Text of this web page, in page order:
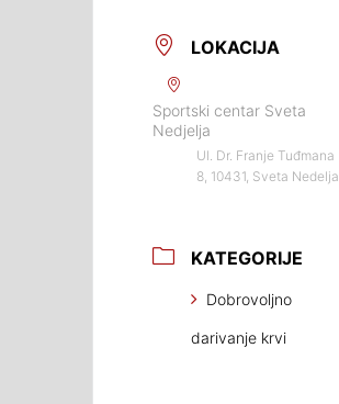
LOKACIJA
Sportski centar Sveta
Nedjelja
Ul. Dr. Franje Tuđmana
8, 10431, Sveta Nedelja
KATEGORIJE
Dobrovoljno
darivanje krvi